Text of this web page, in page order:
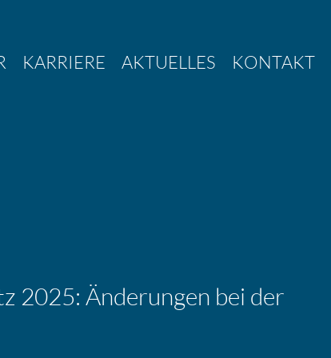
KARRIERE AKTUELLES KONTAKT
2025: Änderungen bei der